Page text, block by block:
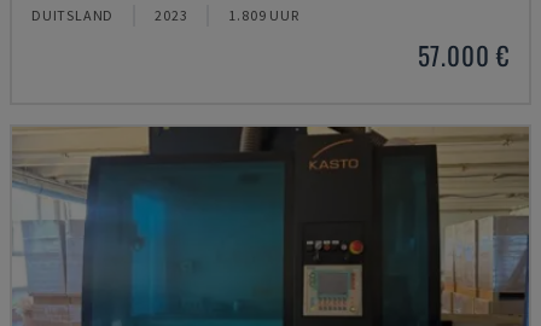
DUITSLAND 2023 1.809 UUR
57.000 €